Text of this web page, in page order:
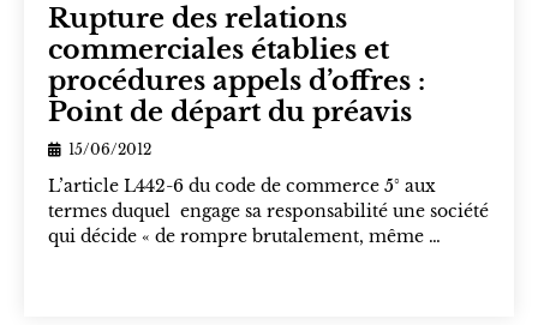
Rupture des relations
commerciales établies et
procédures appels d’offres :
Point de départ du préavis
15/06/2012
L’article L442-6 du code de commerce 5° aux
termes duquel engage sa responsabilité une société
qui décide « de rompre brutalement, même …